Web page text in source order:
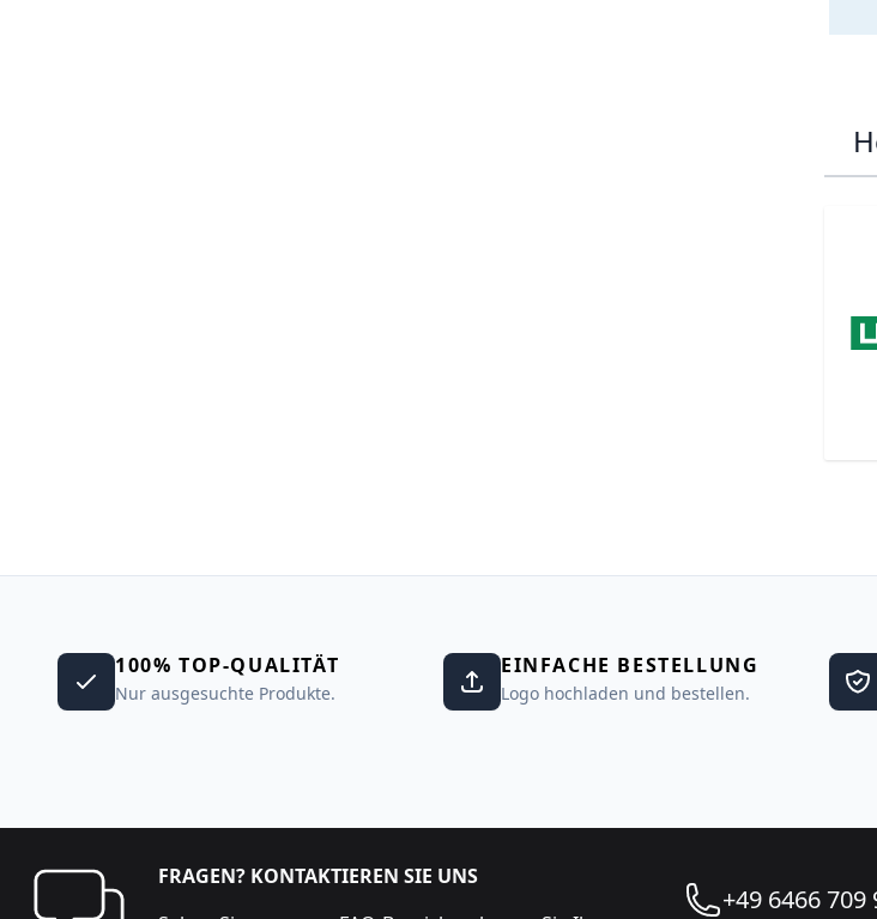
100% TOP-QUALITÄT
Nur ausgesuchte Produkte.
EINFACHE BESTELLUNG
Logo hochladen und bestellen.
FRAGEN? KONTAKTIEREN SIE UNS
+49 6466 709